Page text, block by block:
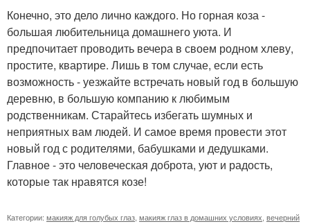
Конечно, это дело лично каждого. Но горная коза -
большая любительница домашнего уюта. И
предпочитает проводить вечера в своем родном хлеву,
простите, квартире. Лишь в том случае, если есть
возможность - уезжайте встречать новый год в большую
деревню, в большую компанию к любимым
родственникам. Старайтесь избегать шумных и
неприятных вам людей. И самое время провести этот
новый год с родителями, бабушками и дедушками.
Главное - это человеческая доброта, уют и радость,
которые так нравятся козе!
Категории: макияж для голубых глаз макияж глаз в домашних условиях вечерний